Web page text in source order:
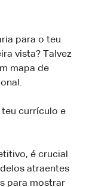
para o teu
vista? Talvez
mapa de
currículo e
é crucial
atraentes
para mostrar